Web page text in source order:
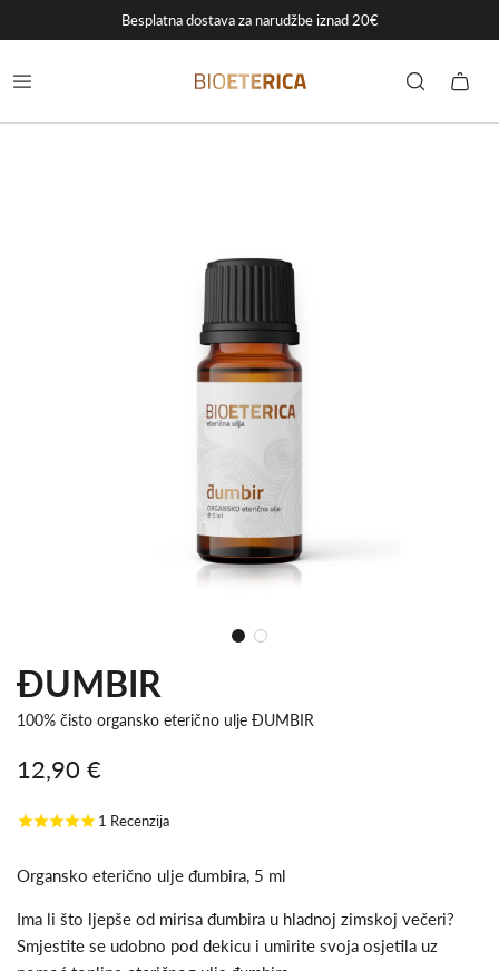
Besplatna dostava za narudžbe iznad 20€
ĐUMBIR
100% čisto organsko eterično ulje ĐUMBIR
12,90 €
1 Recenzija
Organsko eterično ulje đumbira, 5 ml
Ima li što ljepše od mirisa đumbira u hladnoj zimskoj večeri?
Smjestite se udobno pod dekicu i umirite svoja osjetila uz